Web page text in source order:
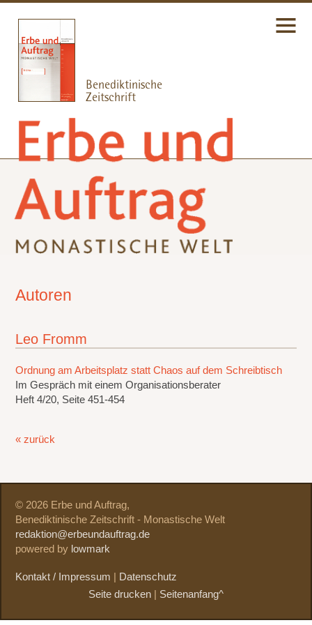
Autoren
Leo Fromm
Ordnung am Arbeitsplatz statt Chaos auf dem Schreibtisch
Im Gespräch mit einem Organisationsberater
Heft 4/20, Seite 451-454
« zurück
© 2026 Erbe und Auftrag,
Benediktinische Zeitschrift - Monastische Welt
redaktion@erbeundauftrag.de
powered by lowmark
Kontakt / Impressum
Datenschutz
Seite drucken
Seitenanfang^